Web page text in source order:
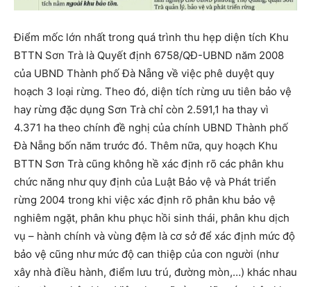
Điểm mốc lớn nhất trong quá trình thu hẹp diện tích Khu
BTTN Sơn Trà là Quyết định 6758/QĐ-UBND năm 2008
của UBND Thành phố Đà Nẵng về việc phê duyệt quy
hoạch 3 loại rừng. Theo đó, diện tích rừng ưu tiên bảo vệ
hay rừng đặc dụng Sơn Trà chỉ còn 2.591,1 ha thay vì
4.371 ha theo chính đề nghị của chính UBND Thành phố
Đà Nẵng bốn năm trước đó. Thêm nữa, quy hoạch Khu
BTTN Sơn Trà cũng không hề xác định rõ các phân khu
chức năng như quy định của Luật Bảo vệ và Phát triển
rừng 2004 trong khi việc xác định rõ phân khu bảo vệ
nghiêm ngặt, phân khu phục hồi sinh thái, phân khu dịch
vụ – hành chính và vùng đệm là cơ sở để xác định mức độ
bảo vệ cũng như mức độ can thiệp của con người (như
xây nhà điều hành, điểm lưu trú, đường mòn,…) khác nhau